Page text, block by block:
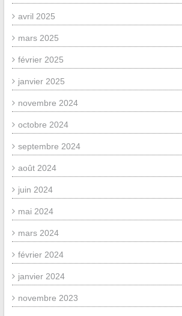
avril 2025
mars 2025
février 2025
janvier 2025
novembre 2024
octobre 2024
septembre 2024
août 2024
juin 2024
mai 2024
mars 2024
février 2024
janvier 2024
novembre 2023